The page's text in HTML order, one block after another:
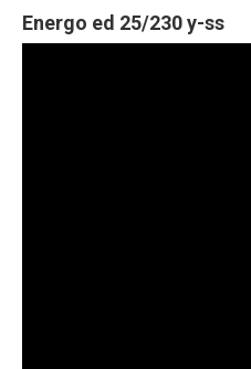
Energo ed 25/230 y-ss